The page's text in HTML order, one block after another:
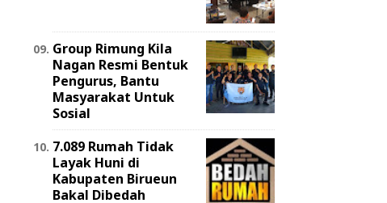
Group Rimung Kila
Nagan Resmi Bentuk
Pengurus, Bantu
Masyarakat Untuk
Sosial
7.089 Rumah Tidak
Layak Huni di
Kabupaten Birueun
Bakal Dibedah